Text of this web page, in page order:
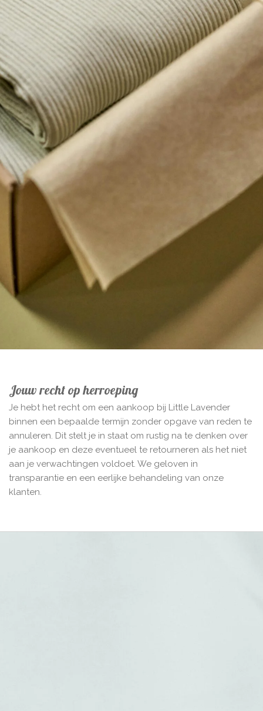
Jouw recht op herroeping
Je hebt het recht om een aankoop bij Little Lavender
binnen een bepaalde termijn zonder opgave van reden te
annuleren. Dit stelt je in staat om rustig na te denken over
je aankoop en deze eventueel te retourneren als het niet
aan je verwachtingen voldoet. We geloven in
transparantie en een eerlijke behandeling van onze
klanten.